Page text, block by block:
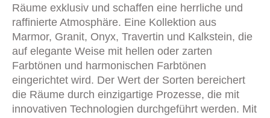
Räume exklusiv und schaffen eine herrliche und
raffinierte Atmosphäre. Eine Kollektion aus
Marmor, Granit, Onyx, Travertin und Kalkstein, die
auf elegante Weise mit hellen oder zarten
Farbtönen und harmonischen Farbtönen
eingerichtet wird. Der Wert der Sorten bereichert
die Räume durch einzigartige Prozesse, die mit
innovativen Technologien durchgeführt werden. Mit